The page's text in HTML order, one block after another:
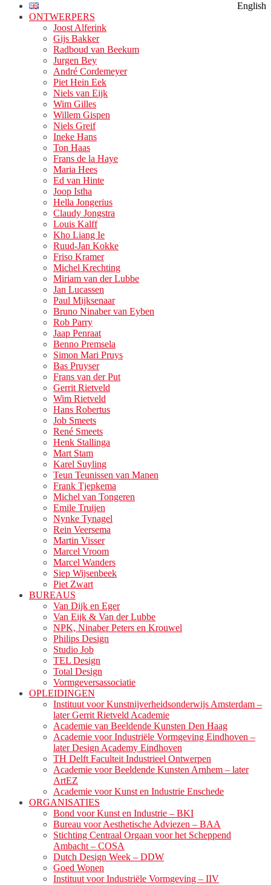
English
ONTWERPERS
Joost Alferink
Gijs Bakker
Radboud van Beekum
Jurgen Bey
André Cordemeyer
Piet Hein Eek
Niels van Eijk
Wim Gilles
Willem Gispen
Niels Greif
Ineke Hans
Ton Haas
Frans de la Haye
Maria Hees
Ed van Hinte
Joop Istha
Hella Jongerius
Claudy Jongstra
Louis Kalff
Kho Liang Ie
Ruud-Jan Kokke
Friso Kramer
Michel Krechting
Miriam van der Lubbe
Jan Lucassen
Paul Mijksenaar
Bruno Ninaber van Eyben
Rob Parry
Jaap Penraat
Benno Premsela
Simon Mari Pruys
Bas Pruyser
Frans van der Put
Gerrit Rietveld
Wim Rietveld
Hans Robertus
Job Smeets
René Smeets
Henk Stallinga
Mart Stam
Karel Suyling
Teun Teunissen van Manen
Frank Tjepkema
Michel van Tongeren
Emile Truijen
Nynke Tynagel
Rein Veersema
Martin Visser
Marcel Vroom
Marcel Wanders
Siep Wijsenbeek
Piet Zwart
BUREAUS
Van Dijk en Eger
Van Eijk & Van der Lubbe
NPK, Ninaber Peters en Krouwel
Philips Design
Studio Job
TEL Design
Total Design
Vormgeversassociatie
OPLEIDINGEN
Instituut voor Kunstnijverheidsonderwijs Amsterdam –
later Gerrit Rietveld Academie
Academie van Beeldende Kunsten Den Haag
Academie voor Industriële Vormgeving Eindhoven –
later Design Academy Eindhoven
TH Delft Faculteit Industrieel Ontwerpen
Academie voor Beeldende Kunsten Arnhem – later
ArtEZ
Academie voor Kunst en Industrie Enschede
ORGANISATIES
Bond voor Kunst en Industrie – BKI
Bureau voor Aesthetische Adviezen – BAA
Stichting Centraal Orgaan voor het Scheppend
Ambacht – COSA
Dutch Design Week – DDW
Goed Wonen
Instituut voor Industriële Vormgeving – IIV